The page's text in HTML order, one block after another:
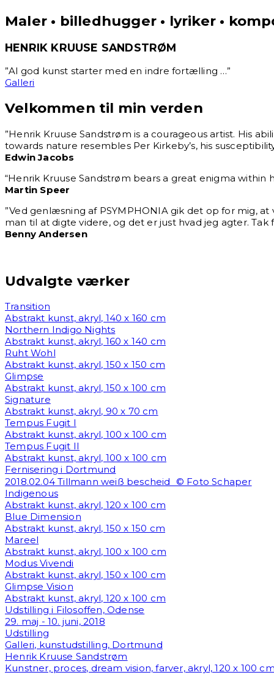
Maler • billedhugger • lyriker •
HENRIK KRUUSE SANDSTRØM
”Al god kunst starter med en indre fortælling …”
Galleri
Velkommen til min verden
”Henrik Kruuse Sandstrøm is a courageous artist. His
towards nature resembles Per Kirkeby’s, his
Edwin Jacobs
“Henrik Kruuse Sandstrøm bears a great enigma within
Martin Speer
”Ved genlæsning af PSYMPHONIA gik det op for mig,
man til at digte videre, og det er just hvad jeg agter. Tak
Benny Andersen
Udvalgte værker
Transition
Abstrakt kunst, akryl, 140 x 160 cm
Northern Indigo Nights
Abstrakt kunst, akryl, 160 x 140 cm
Ruht Wohl
Abstrakt kunst, akryl, 150 x 150 cm
Glimpse
Abstrakt kunst, akryl, 150 x 100 cm
Signature
Abstrakt kunst, akryl, 90 x 70 cm
Tempus Fugit I
Abstrakt kunst, akryl, 100 x 100 cm
Tempus Fugit II
Abstrakt kunst, akryl, 100 x 100 cm
Fernisering i Dortmund
2018.02.04 Tillmann weiß bescheid © Foto Schaper
Indigenous
Abstrakt kunst, akryl, 120 x 100 cm
Blue Dimension
Abstrakt kunst, akryl, 150 x 150 cm
Mareel
Abstrakt kunst, akryl, 100 x 100 cm
Modus Vivendi
Abstrakt kunst, akryl, 150 x 100 cm
Glimpse Vision
Abstrakt kunst, akryl, 120 x 100 cm
Udstilling i Filosoffen, Odense
29. maj - 10. juni, 2018
Udstilling
Galleri, kunstudstilling, Dortmund
Henrik Kruuse Sandstrøm
Kunstner, proces, dream vision, farver, akryl, 120 x 100